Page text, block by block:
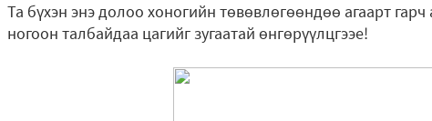
Та бүхэн энэ долоо хоногийн төвөвлөгөөндөө агаарт
ногоон талбайдаа цагийг зугаатай өнгөрүүлцгээе!